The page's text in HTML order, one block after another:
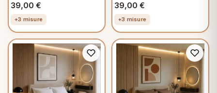
39,00 €
+3 misure
39,00 €
+3 misure